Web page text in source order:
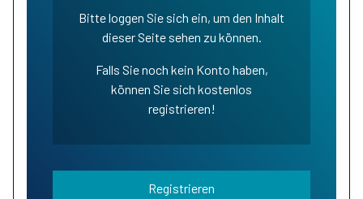
Bitte loggen Sie sich ein, um den Inhalt
dieser Seite sehen zu können.
Falls Sie noch kein Konto haben,
können Sie sich kostenlos
registrieren!
Registrieren